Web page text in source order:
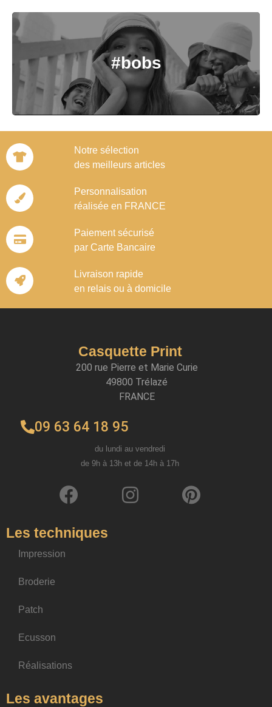
#bobs
Notre sélection
des meilleurs articles
Personnalisation
réalisée en FRANCE
Paiement sécurisé
par Carte Bancaire
Livraison rapide
en relais ou à domicile
Casquette Print
200 rue Pierre et Marie Curie
49800 Trélazé
FRANCE
09 63 64 18 95
du lundi au vendredi
de 9h à 13h et de 14h à 17h
Les techniques
Impression
Broderie
Patch
Ecusson
Réalisations
Les avantages